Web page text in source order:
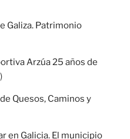
Galiza. Patrimonio
Arzúa 25 años de
Quesos, Caminos y
en Galicia. El municipio